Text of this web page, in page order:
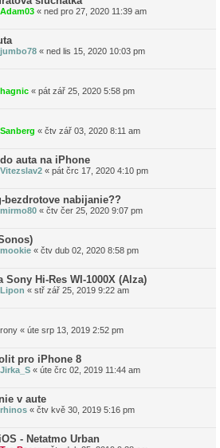
Adam03 « ned pro 27, 2020 11:39 am
jumbo78 « ned lis 15, 2020 10:03 pm
hagnic « pát zář 25, 2020 5:58 pm
Sanberg « čtv zář 03, 2020 8:11 am
auta na iPhone
Vitezslav2 « pát črc 17, 2020 4:10 pm
bezdrotove nabijanie??
mirmo80 « čtv čer 25, 2020 9:07 pm
mookie « čtv dub 02, 2020 8:58 pm
Sony Hi-Res WI-1000X (Alza)
Lipon « stř zář 25, 2019 9:22 am
rony « úte srp 13, 2019 2:52 pm
pro iPhone 8
Jirka_S « úte črc 02, 2019 11:44 am
v aute
rhinos « čtv kvě 30, 2019 5:16 pm
- Netatmo Urban